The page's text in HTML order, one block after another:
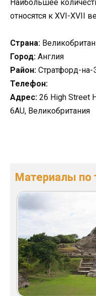
Наибольшее
относятся к XVI-XVII
Страна:
Город: Англия
Район: Стратфорд-
Телефон:
Адрес: 26 High Street
6AU, Великобритания
Материалы по